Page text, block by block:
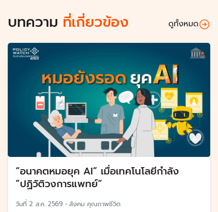
บทความ ที่เกี่ยวข้อง ดูทั้งหมด
“อนาคตหมอยุค AI” เมื่อเทคโนโลยีกำลัง
”ปฏิวัติวงการแพทย์“
วันที่ 2 ส.ค. 2569 • สังคม คุณภาพชีวิต